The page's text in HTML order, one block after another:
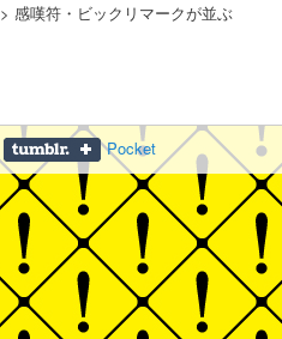
>感嘆符・ビックリマークが並ぶ
Pocket